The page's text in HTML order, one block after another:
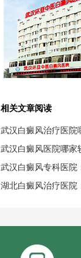
相关文章阅读
武汉白癜风治疗医院
武汉白癜风医院哪家
武汉白癜风专科医院
湖北白癜风治疗医院